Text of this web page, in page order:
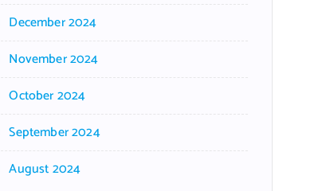
December 2024
November 2024
October 2024
September 2024
August 2024